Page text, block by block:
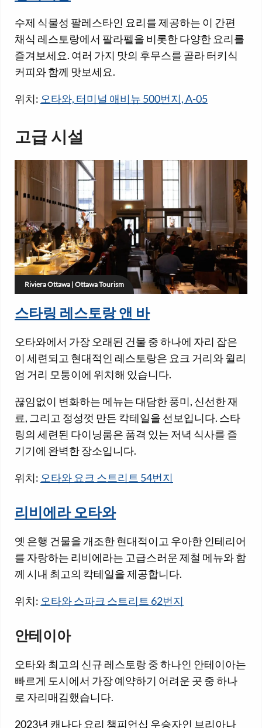
수제 식물성 팔레스타인 요리를 제공하는 이 간편
채식 레스토랑에서 팔라펠을 비롯한 다양한 요리를
즐겨보세요. 여러 가지 맛의 후무스를 골라 터키식
커피와 함께 맛보세요.
위치: 오타와, 터미널 애비뉴 500번지, A-05
고급 시설
Riviera Ottawa | Ottawa Tourism
스타링 레스토랑 앤 바
오타와에서 가장 오래된 건물 중 하나에 자리 잡은
이 세련되고 현대적인 레스토랑은 요크 거리와 윌리
엄 거리 모퉁이에 위치해 있습니다.
끊임없이 변화하는 메뉴는 대담한 풍미, 신선한 재
료, 그리고 정성껏 만든 칵테일을 선보입니다. 스타
링의 세련된 다이닝룸은 품격 있는 저녁 식사를 즐
기기에 완벽한 장소입니다.
위치: 오타와 요크 스트리트 54번지
리비에라 오타와
옛 은행 건물을 개조한 현대적이고 우아한 인테리어
를 자랑하는 리비에라는 고급스러운 제철 메뉴와 함
께 시내 최고의 칵테일을 제공합니다.
위치: 오타와 스파크 스트리트 62번지
안테이아
오타와 최고의 신규 레스토랑 중 하나인 안테이아는
빠르게 도시에서 가장 예약하기 어려운 곳 중 하나
로 자리매김했습니다.
2023년 캐나다 요리 챔피언십 우승자인 브리아나